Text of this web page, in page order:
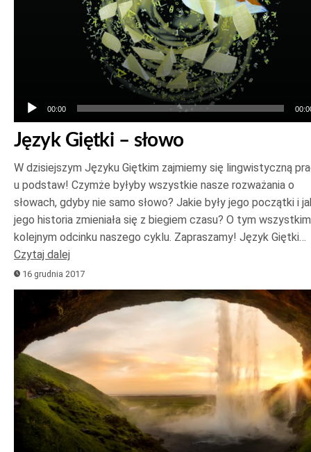
00:00
Język Giętki – słowo
W dzisiejszym Języku Giętkim zajmiemy się lingwistyczną
u podstaw! Czymże byłyby wszystkie nasze rozważania o
słowach, gdyby nie samo słowo? Jakie były jego początki i
jego historia zmieniała się z biegiem czasu? O tym
kolejnym odcinku naszego cyklu. Zapraszamy! Język Giętki…
Czytaj dalej
16 grudnia 2017
Odtwarzacz
dźwiękowych